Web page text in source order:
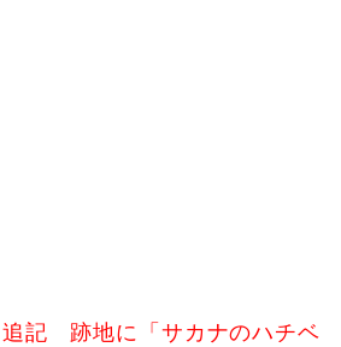
記 跡地に「サカナのハチベ